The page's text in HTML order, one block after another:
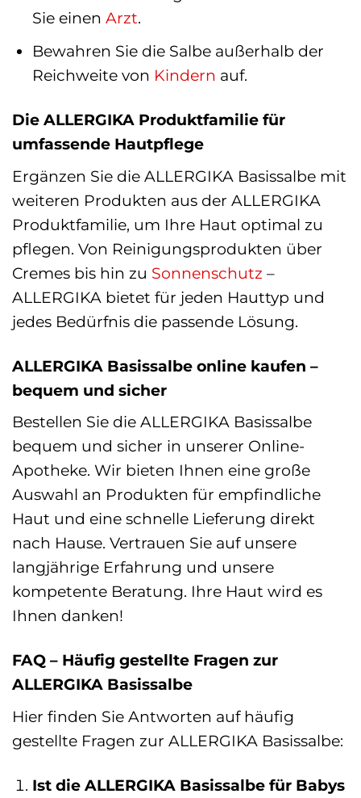
Sie einen Arzt.
Bewahren Sie die Salbe außerhalb der
Reichweite von Kindern auf.
Die ALLERGIKA Produktfamilie für
umfassende Hautpflege
Ergänzen Sie die ALLERGIKA Basissalbe mit
weiteren Produkten aus der ALLERGIKA
Produktfamilie, um Ihre Haut optimal zu
pflegen. Von Reinigungsprodukten über
Cremes bis hin zu Sonnenschutz –
ALLERGIKA bietet für jeden Hauttyp und
jedes Bedürfnis die passende Lösung.
ALLERGIKA Basissalbe online kaufen –
bequem und sicher
Bestellen Sie die ALLERGIKA Basissalbe
bequem und sicher in unserer Online-
Apotheke. Wir bieten Ihnen eine große
Auswahl an Produkten für empfindliche
Haut und eine schnelle Lieferung direkt
nach Hause. Vertrauen Sie auf unsere
langjährige Erfahrung und unsere
kompetente Beratung. Ihre Haut wird es
Ihnen danken!
FAQ – Häufig gestellte Fragen zur
ALLERGIKA Basissalbe
Hier finden Sie Antworten auf häufig
gestellte Fragen zur ALLERGIKA Basissalbe:
Ist die ALLERGIKA Basissalbe für Babys